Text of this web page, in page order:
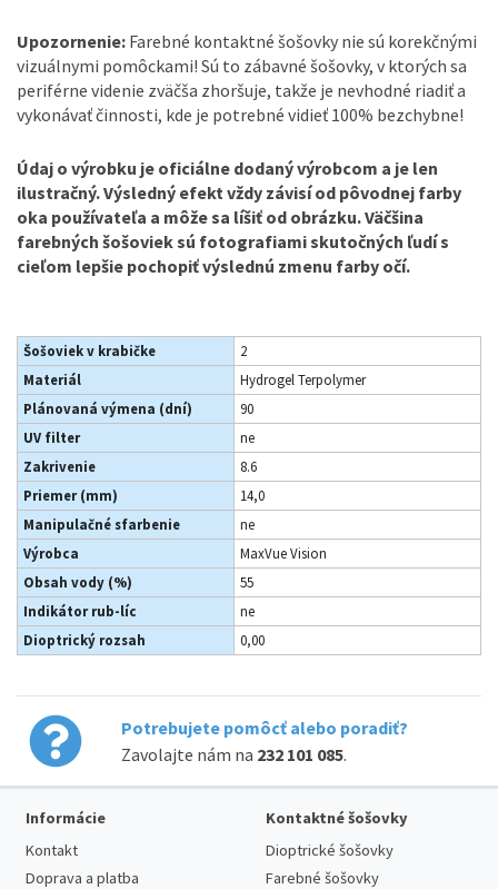
Upozornenie: Farebné kontaktné šošovky nie sú korekčnými
vizuálnymi pomôckami! Sú to zábavné šošovky, v ktorých sa
periférne videnie zväčša zhoršuje, takže je nevhodné riadiť a
vykonávať činnosti, kde je potrebné vidieť 100% bezchybne!
Údaj o výrobku je oficiálne dodaný výrobcom a je len
ilustračný. Výsledný efekt vždy závisí od pôvodnej farby
oka používateľa a môže sa líšiť od obrázku. Väčšina
farebných šošoviek sú fotografiami skutočných ľudí s
cieľom lepšie pochopiť výslednú zmenu farby očí.
Šošoviek v krabičke
2
Materiál
Hydrogel Terpolymer
Plánovaná výmena (dní)
90
UV filter
ne
Zakrivenie
8.6
Priemer (mm)
14,0
Manipulačné sfarbenie
ne
Výrobca
MaxVue Vision
Obsah vody (%)
55
Indikátor rub-líc
ne
Dioptrický rozsah
0,00
Potrebujete pomôcť alebo poradiť?
Zavolajte nám na 232 101 085.
Informácie
Kontakt
Doprava a platba
Kontaktné šošovky
Dioptrické šošovky
Farebné šošovky